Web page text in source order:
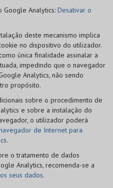
Google Analytics: Desativar o
deste mecanismo implica
no dispositivo do utilizador.
única finalidade assinalar a
impedindo que o navegador
Analytics, não sendo
propósito.
sobre o procedimento de
e sobre a instalação do
o utilizador poderá
de Internet para
.
o tratamento de dados
Analytics, recomenda-se a
seus dados.